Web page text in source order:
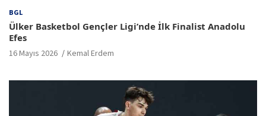
BGL
Ülker Basketbol Gençler Ligi’nde İlk Finalist Anadolu
Efes
16 Mayıs 2026 Kemal Erdem